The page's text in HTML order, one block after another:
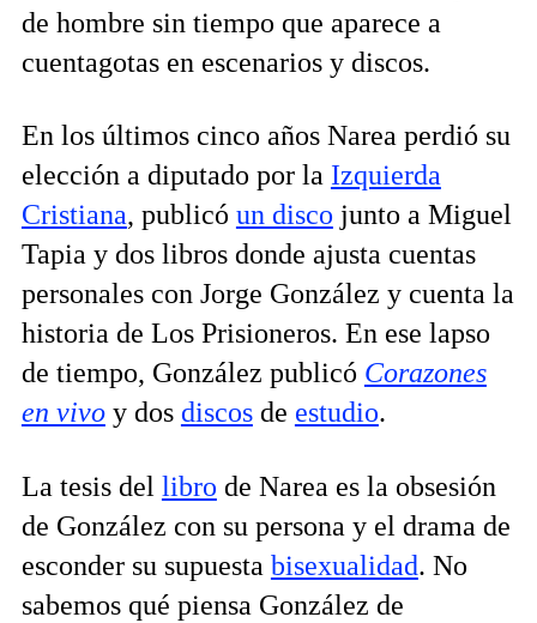
de hombre sin tiempo que aparece a
cuentagotas en escenarios y discos.
En los últimos cinco años Narea perdió su
elección a diputado por la Izquierda
Cristiana, publicó un disco junto a Miguel
Tapia y dos libros donde ajusta cuentas
personales con Jorge González y cuenta la
historia de Los Prisioneros. En ese lapso
de tiempo, González publicó Corazones
en vivoy dos discosde estudio.
La tesis del libro de Narea es la obsesión
de González con su persona y el drama de
esconder su supuesta bisexualidad. No
sabemos qué piensa González de